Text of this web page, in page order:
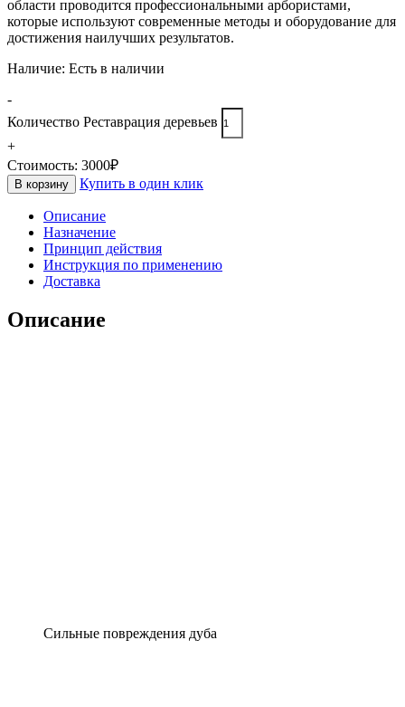
области проводится профессиональными арбористами,
которые используют современные методы и оборудование для
достижения наилучших результатов.
Наличие: Есть в наличии
-
Количество Реставрация деревьев
+
Стоимость: 3000₽
В корзину Купить в один клик
Описание
Назначение
Принцип действия
Инструкция по применению
Доставка
Описание
Сильные повреждения дуба